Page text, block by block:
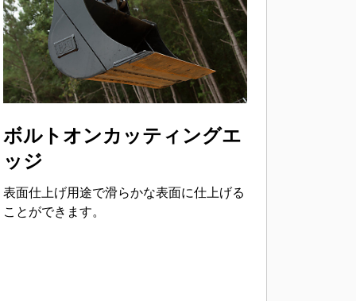
ボルトオンカッティングエ
ッジ
表面仕上げ用途で滑らかな表面に仕上げる
ことができます。